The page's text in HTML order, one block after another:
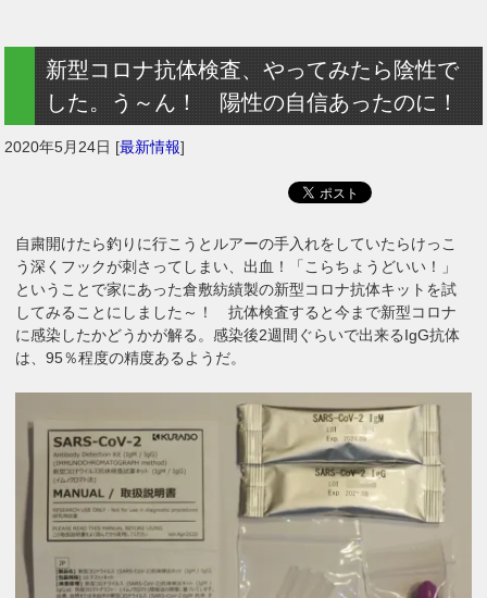
新型コロナ抗体検査、やってみたら陰性で
した。う～ん！ 陽性の自信あったのに！
2020年5月24日 [最新情報]
自粛開けたら釣りに行こうとルアーの手入れをしていたらけっこ
う深くフックが刺さってしまい、出血！「こらちょうどいい！」
ということで家にあった倉敷紡績製の新型コロナ抗体キットを試
してみることにしました～！ 抗体検査すると今まで新型コロナ
に感染したかどうかが解る。感染後2週間ぐらいで出来るIgG抗体
は、95％程度の精度あるようだ。